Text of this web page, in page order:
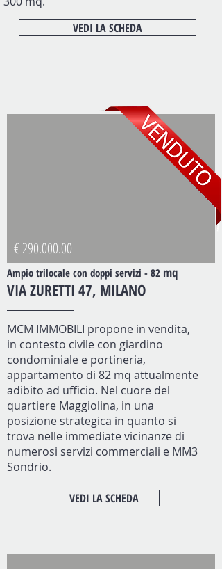
VEDI LA SCHEDA
€290.000.00
Ampio trilocale con doppi servizi - 82 mq
VIA ZURETTI 47, MILANO
MCM IMMOBILI propone in vendita,
in contesto civile con giardino
condominiale e portineria,
appartamento di 82 mq attualmente
adibito ad ufficio. Nel cuore del
quartiere Maggiolina, in una
posizione strategica in quanto si
trova nelle immediate vicinanze di
numerosi servizi commerciali e MM3
Sondrio.
VEDI LA SCHEDA